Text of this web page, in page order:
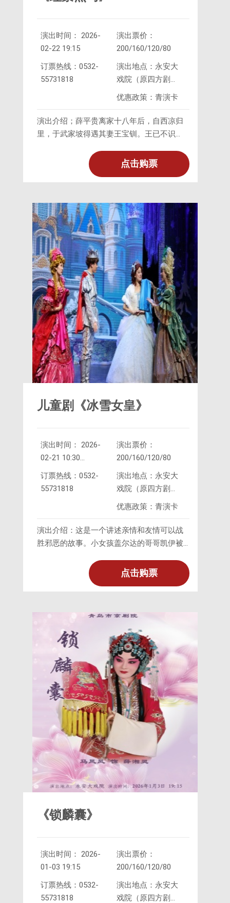
演出时间： 2026-
02-22 19:15
订票热线：0532-
55731818
演出票价：
200/160/120/80
演出地点：永安大
戏院（原四方剧
院）
优惠政策：青演卡
演出介绍；薛平贵离家十八年后，自西凉归
里，于武家坡得遇其妻王宝钏。王已不识
后叙述别后经历，夫妻始得相认。王允寿
辰，薛向王允、魏虎讨算十八年累欠之粮
险，率兵救援，高嗣继不敌，投降后引薛反
攻长安获胜。薛自立为王，贬王允、斩魏
虎，分封宝钏、代战。迎请王母，共庆团
圆。
点击购票
儿童剧《冰雪女皇》
演出时间： 2026-
02-21 10:30
2026-
02-21 15:30
订票热线：0532-
55731818
演出票价：
200/160/120/80
演出地点：永安大
戏院（原四方剧
院）
优惠政策：青演卡
演出介绍：这是一个讲述亲情和友情可以战
胜邪恶的故事。小女孩盖尔达的哥哥凯伊被
找到哥哥，历经艰险，在朋友们的帮助下，
终于走到冰雪王国找到了哥哥，兄妹俩同心
点击购票
《锁麟囊》
演出时间： 2026-
01-03 19:15
订票热线：0532-
55731818
演出票价：
200/160/120/80
演出地点：永安大
戏院（原四方剧